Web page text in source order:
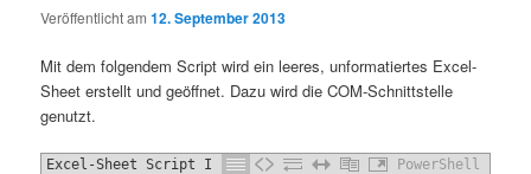
Veröffentlicht am12. September 2013
Mit dem folgendem Script wird ein leeres, unformatiertes Excel-
Sheet erstellt und geöffnet. Dazu wird die COM-Schnittstelle
genutzt.
Excel-Sheet Script I
PowerShell